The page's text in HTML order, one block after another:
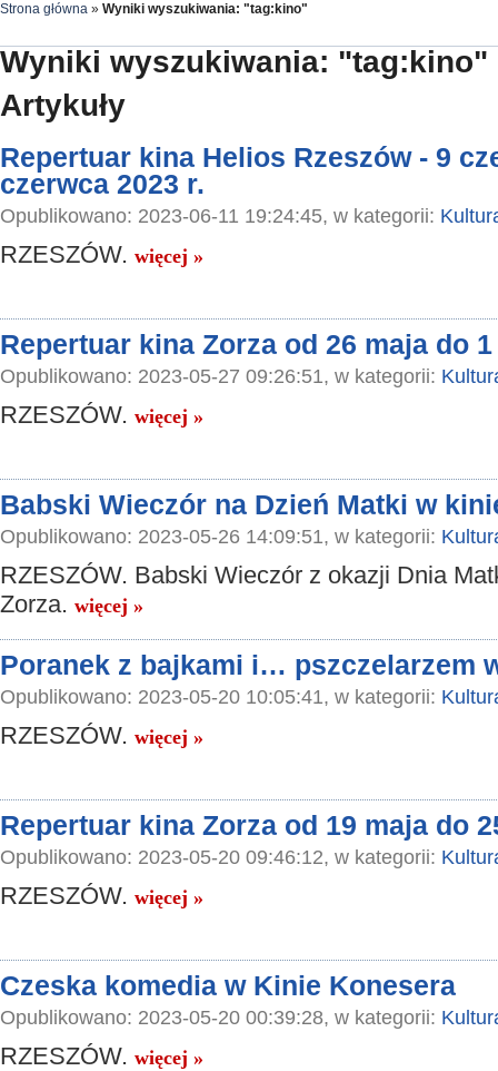
Strona główna » Wyniki wyszukiwania: "tag:kino"
Wyniki wyszukiwania: "tag:kino"
Artykuły
Repertuar kina Helios Rzeszów - 9
czerwca 2023 r.
Opublikowano: 2023-06-11 19:24:45, w kategorii:
RZESZÓW. więcej »
Repertuar kina Zorza od 26 maja do
Opublikowano: 2023-05-27 09:26:51, w kategorii:
RZESZÓW. więcej »
Babski Wieczór na Dzień Matki w
Opublikowano: 2023-05-26 14:09:51, w kategorii:
RZESZÓW. Babski Wieczór z okazji Dnia
Zorza. więcej »
Poranek z bajkami i… pszczelarzem
Opublikowano: 2023-05-20 10:05:41, w kategorii:
RZESZÓW. więcej »
Repertuar kina Zorza od 19 maja do
Opublikowano: 2023-05-20 09:46:12, w kategorii:
RZESZÓW. więcej »
Czeska komedia w Kinie Konesera
Opublikowano: 2023-05-20 00:39:28, w kategorii:
RZESZÓW. więcej »